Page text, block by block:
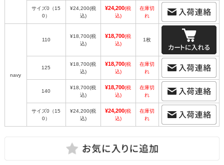
サイズ0（15
0）
¥24,200(税
込)
¥24,200(税
込)
在庫切
れ
navy
110
¥18,700(税
込)
¥18,700(税
込)
1枚
125
¥18,700(税
込)
¥18,700(税
込)
在庫切
れ
140
¥18,700(税
込)
¥18,700(税
込)
在庫切
れ
サイズ0（15
0）
¥24,200(税
込)
¥24,200(税
込)
在庫切
れ